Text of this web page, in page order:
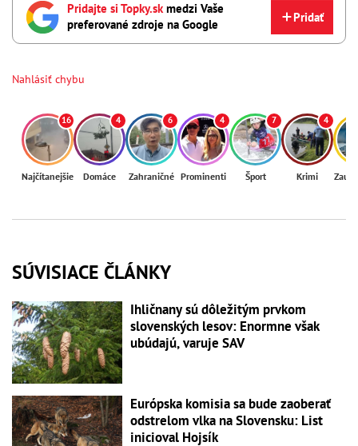
Pridajte si Topky.skmedzi Vaše
preferované zdroje na Google
Pridať
Nahlásiť chybu
16
Najčítanejšie
4
Domáce
6
Zahraničné
4
Prominenti
7
Šport
4
Krimi
SÚVISIACE ČLÁNKY
Ihličnany sú dôležitým prvkom
slovenských lesov: Enormne však
ubúdajú, varuje SAV
Európska komisia sa bude zaoberať
odstrelom vlka na Slovensku: List
inicioval Hojsík